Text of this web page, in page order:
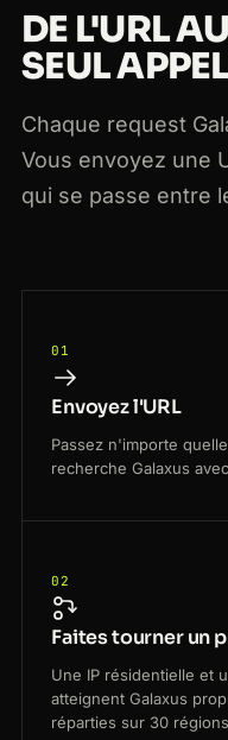
DE L'URL
SEUL
Chaque request
Vous envoyez une
qui se passe entre
01
Envoyez l'URL
Passez n'importe
recherche Galaxus
02
Faites tourner un
Une IP résidentielle et
atteignent Galaxus
réparties sur 30